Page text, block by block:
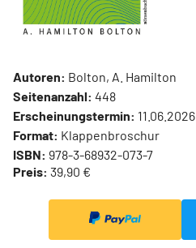
Autoren: Bolton, A. Hamilton
Seitenanzahl: 448
Erscheinungstermin: 11.06.2026
Format: Klappenbroschur
ISBN: 978-3-68932-073-7
Preis: 39,90 €